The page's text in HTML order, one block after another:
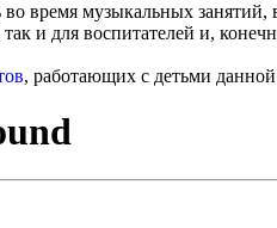
во время музыкальных
и для воспитателей и,
, работающих с детьми